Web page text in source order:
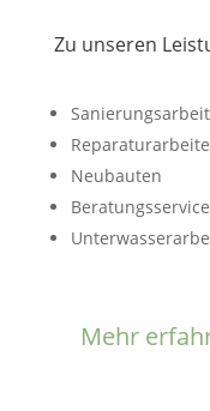
Zu unseren
Neubauten
Mehr